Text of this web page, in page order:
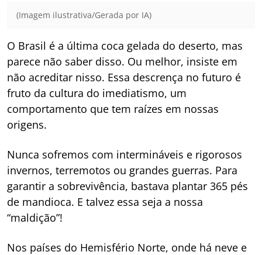
(Imagem ilustrativa/Gerada por IA)
O Brasil é a última coca gelada do deserto, mas
parece não saber disso. Ou melhor, insiste em
não acreditar nisso. Essa descrença no futuro é
fruto da cultura do imediatismo, um
comportamento que tem raízes em nossas
origens.
Nunca sofremos com intermináveis e rigorosos
invernos, terremotos ou grandes guerras. Para
garantir a sobrevivência, bastava plantar 365 pés
de mandioca. E talvez essa seja a nossa
“maldição”!
Nos países do Hemisfério Norte, onde há neve e